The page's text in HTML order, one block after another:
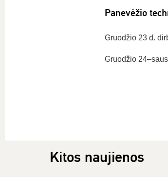
Panevėžio
Gruodžio 23 d.
Gruodžio
Kitos naujienos